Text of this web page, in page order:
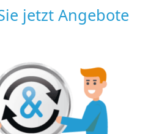
jetzt Angebote